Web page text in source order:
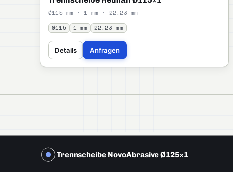
Ø115 mm · 1 mm · 22.23 mm
Ø115 1 mm 22.23 mm
Details Anfragen
Trennscheibe NovoAbrasive Ø125×1